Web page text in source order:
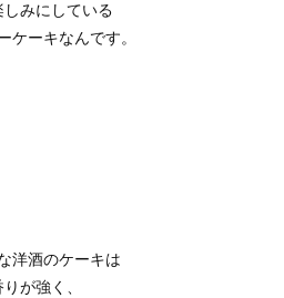
しみにしている
ケーキなんです。
洋酒のケーキは
りが強く、